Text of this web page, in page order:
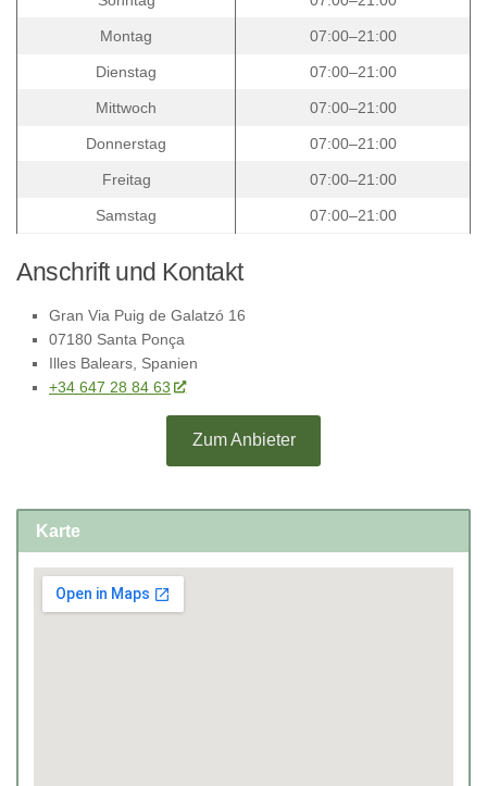
Montag 07:00–21:00
Dienstag 07:00–21:00
Mittwoch 07:00–21:00
Donnerstag 07:00–21:00
Freitag 07:00–21:00
Samstag 07:00–21:00
Anschrift und Kontakt
Gran Via Puig de Galatzó 16
07180 Santa Ponça
Illes Balears, Spanien
+34 647 28 84 63
Zum Anbieter
Karte